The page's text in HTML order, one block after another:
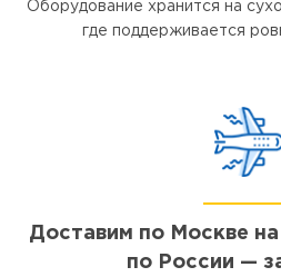
Оборудование хранится на
где поддерживается
Доставим по Москве
по России —